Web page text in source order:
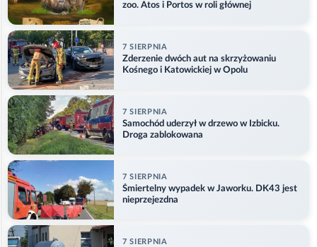
zoo. Atos i Portos w roli głównej
7 SIERPNIA
Zderzenie dwóch aut na skrzyżowaniu
Kośnego i Katowickiej w Opolu
7 SIERPNIA
Samochód uderzył w drzewo w Izbicku.
Droga zablokowana
7 SIERPNIA
Śmiertelny wypadek w Jaworku. DK43 jest
nieprzejezdna
7 SIERPNIA